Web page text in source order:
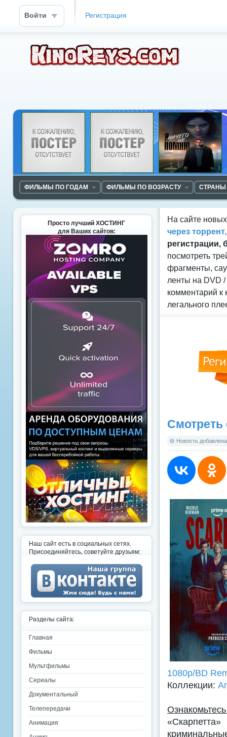
Войти Регистрация
ФИЛЬМЫ ПО ГОДАМ ФИЛЬМЫ ПО ВОЗРАСТУ
На сайте
через
регистрации,
посмотреть
фрагменты,
ленты на DVD
комментарий к
легального
Смотреть
Новость
1080p/BD
Коллекции:
Просто лучший ХОСТИНГ
для Ваших сайтов:
Наш сайт есть в социальных сетях.
Присоединяйтесь, советуйте друзьям:
Разделы сайта:
Главная
Фильмы
Мультфильмы
Сериалы
Документальный
Телепередачи
Анимация